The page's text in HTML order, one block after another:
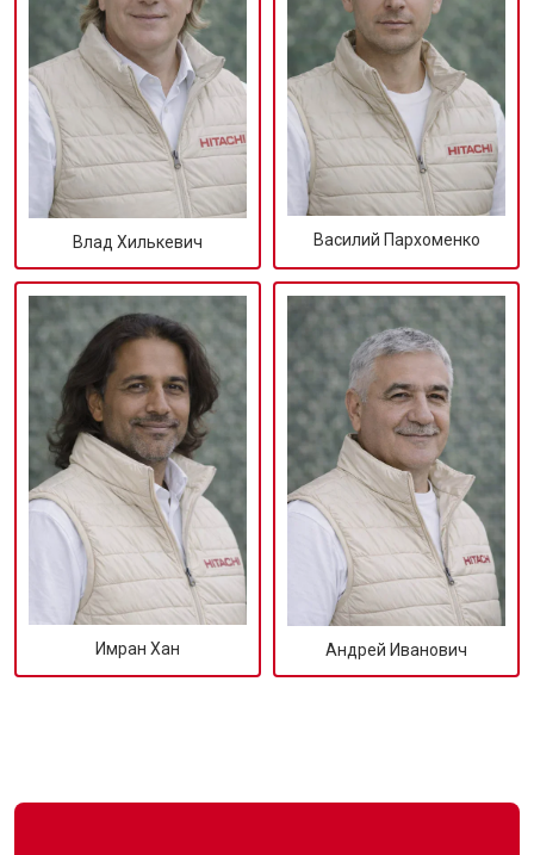
Влад Хилькевич Василий Пархоменко
Имран Хан Андрей Иванович